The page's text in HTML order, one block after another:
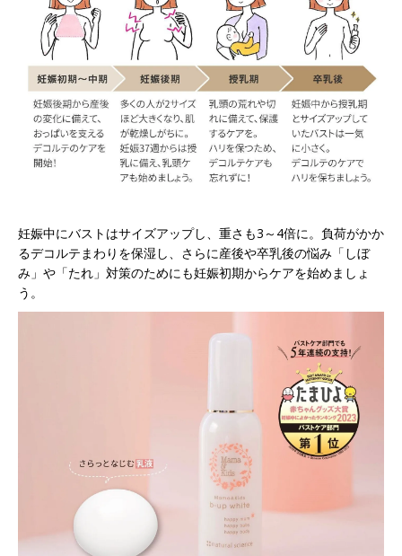
妊娠中にバストはサイズアップし、重さも3～4倍に。負荷がかか
るデコルテまわりを保湿し、さらに産後や卒乳後の悩み「しぼ
み」や「たれ」対策のためにも妊娠初期からケアを始めましょ
う。